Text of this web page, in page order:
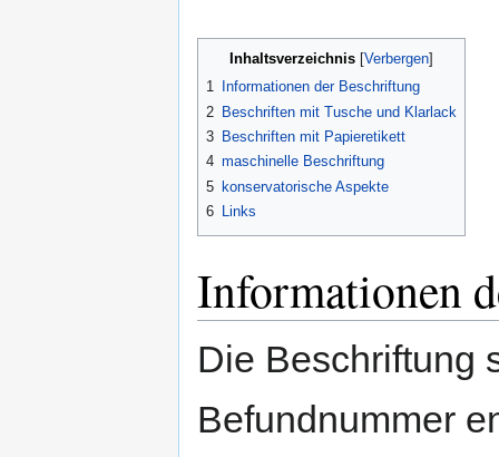
Inhaltsverzeichnis
1
Informationen der Beschriftung
2 Beschriften mit Tusche und Klarlack
3 Beschriften mit Papieretikett
4 maschinelle Beschriftung
5 konservatorische Aspekte
6 Links
Informationen
Die Beschriftung
Befundnummer